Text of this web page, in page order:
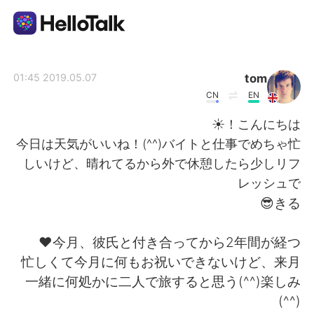
العربية
繁體中文 Español
Français Deutsch
tom
EN
CN
2019.05.07 01:45
こんにちは！☀
今日は天気がいいね！(^^)バイトと仕事でめちゃ忙
しいけど、晴れてるから外で休憩したら少しリフ
レッシュで
きる😎
今月、彼氏と付き合ってから2年間が経つ❤️
忙しくて今月に何もお祝いできないけど、来月
一緒に何処かに二人で旅すると思う(^^)楽しみ
(^^)